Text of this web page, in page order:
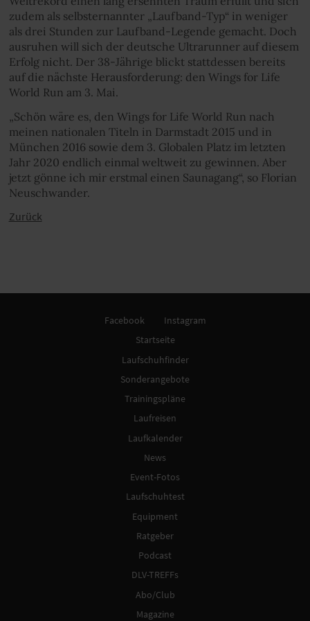
zudem als selbsternannter „Laufband-Typ“ in weniger
als drei Stunden zur Laufband-Legende gemacht. Doch
ausruhen will sich der deutsche Ultrarunner auf diesem
Erfolg nicht. Der 38-Jährige blickt stattdessen bereits
auf die nächste Herausforderung: den Wings for Life
World Run am 3. Mai.
„Schön wäre es, den Wings for Life World Run nach
meinen nationalen Titeln in Darmstadt 2015 und in
München 2016 sowie dem 3. Globalen Platz im letzten
Jahr 2020 endlich einmal weltweit zu gewinnen. Aber
jetzt gönne ich mir erstmal einen Saunagang“, so Florian
Neuschwander.
Zurück
Facebook
Instagram
Startseite
Laufschuhfinder
Sonderangebote
Trainingspläne
Laufreisen
Laufkalender
News
Event-Fotos
Laufschuhtest
Equipment
Ratgeber
Podcast
DLV-TREFFs
Abo/Club
Magazine